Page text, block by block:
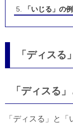
「いじる」の
「ディス
「ディスる
「ディスる」と